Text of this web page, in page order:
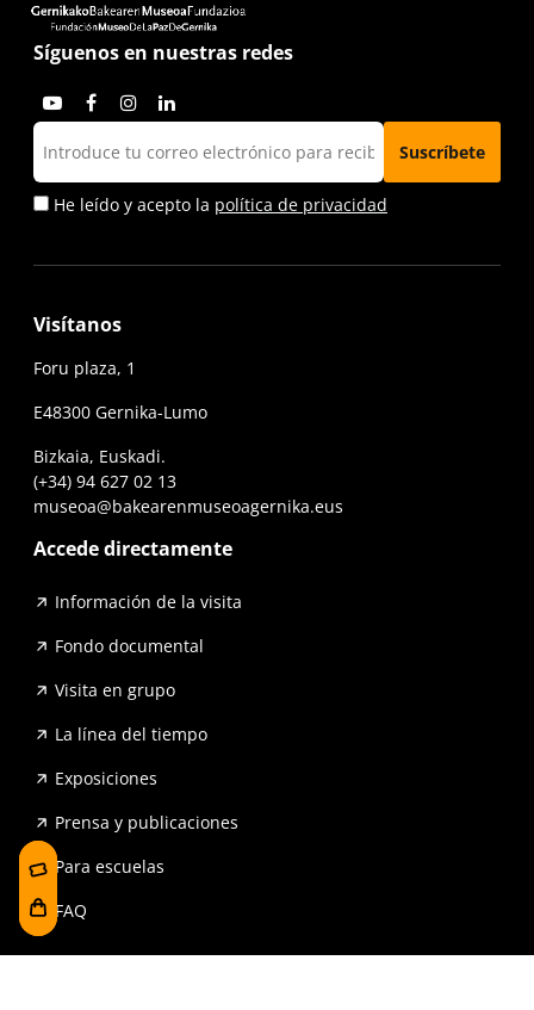
Síguenos en nuestras redes
He leído y acepto la política de privacidad
Visítanos
Foru plaza, 1
E48300 Gernika-Lumo
Bizkaia, Euskadi.
(+34) 94 627 02 13
museoa@bakearenmuseoagernika.eus
Accede directamente
Información de la visita
Fondo documental
Visita en grupo
La línea del tiempo
Exposiciones
Prensa y publicaciones
Para escuelas
FAQ